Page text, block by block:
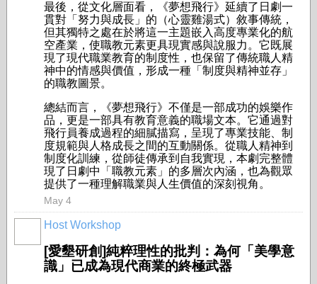
最後，從文化層面看，《夢想飛行》延續了日劇一
貫對「努力與成長」的（心靈雞湯式）敘事傳統，
但其獨特之處在於將這一主題嵌入高度專業化的航
空產業，使職教元素更具現實感與說服力。它既展
現了現代職業教育的制度性，也保留了傳統職人精
神中的情感與價值，形成一種「制度與精神並存」
的職教圖景。
總結而言，《夢想飛行》不僅是一部成功的娛樂作
品，更是一部具有教育意義的職場文本。它通過對
飛行員養成過程的細膩描寫，呈現了專業技能、制
度規範與人格成長之間的互動關係。從職人精神到
制度化訓練，從師徒傳承到自我實現，本劇完整體
現了日劇中「職教元素」的多層次內涵，也為觀眾
提供了一種理解職業與人生價值的深刻視角。
May 4
Host Workshop
[愛墾研創]純粹理性的批判：為何「美學意
識」已成為現代商業的終極武器